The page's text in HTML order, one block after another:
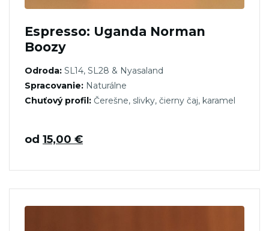
Espresso: Uganda Norman
Boozy
Odroda: SL14, SL28 & Nyasaland
Spracovanie: Naturálne
Chuťový profil: Čerešne, slivky, čierny čaj, karamel
od 15,00 €